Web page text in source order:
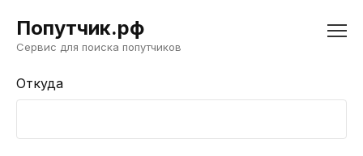
Попутчик.рф
Сервис для поиска попутчиков
Откуда